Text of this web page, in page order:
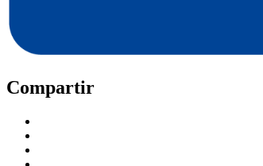
Compartir